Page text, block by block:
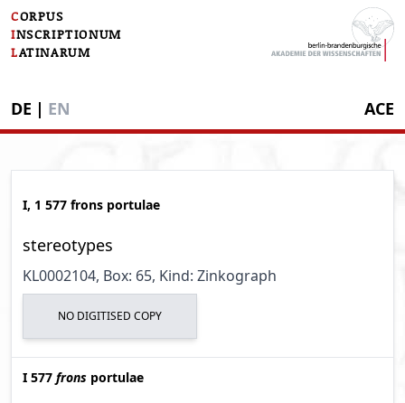
CORPUS
INSCRIPTIONUM
LATINARUM
DE | EN ACE
I, 1 577 frons portulae
stereotypes
KL0002104, Box: 65, Kind: Zinkograph
NO DIGITISED COPY
I 577 frons portulae